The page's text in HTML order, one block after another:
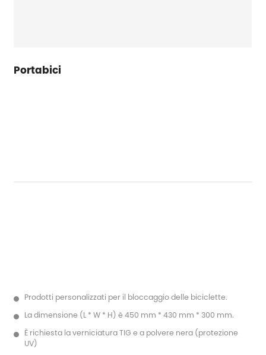
Portabici
Prodotti personalizzati per il bloccaggio delle biciclette.
La dimensione (L * W * H) è 450 mm * 430 mm * 300 mm.
È richiesta la verniciatura TIG e a polvere nera (protezione
UV)